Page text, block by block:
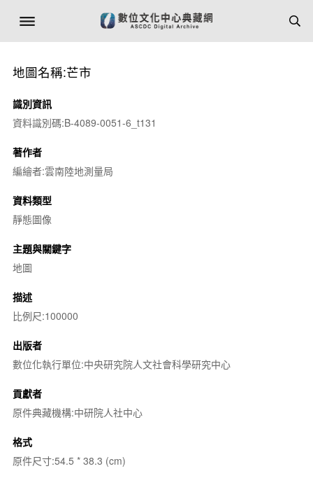
地圖名稱:芒市
識別資訊
資料識別碼:B-4089-0051-6_t131
著作者
編繪者:雲南陸地測量局
資料類型
靜態圖像
主題與關鍵字
地圖
描述
比例尺:100000
出版者
數位化執行單位:中央研究院人文社會科學研究中心
貢獻者
原件典藏機構:中研院人社中心
格式
原件尺寸:54.5 * 38.3 (cm)